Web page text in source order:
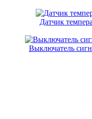
Датчик
Выключатель